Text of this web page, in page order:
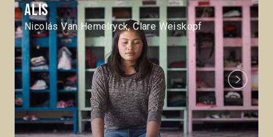
Alis
Nicolás Van Hemelryck, Clare Weiskopf
Next